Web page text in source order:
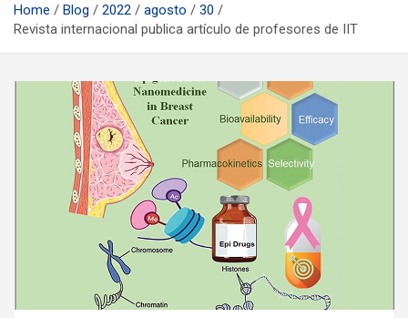
Home Blog 2022 agosto
30
Revista internacional publica artículo de profesores de IIT